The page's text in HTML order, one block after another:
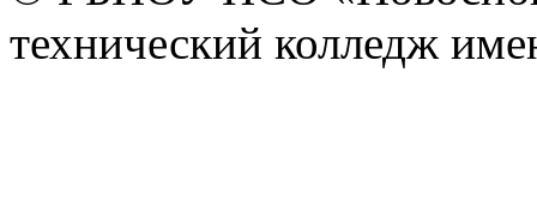
технический колледж